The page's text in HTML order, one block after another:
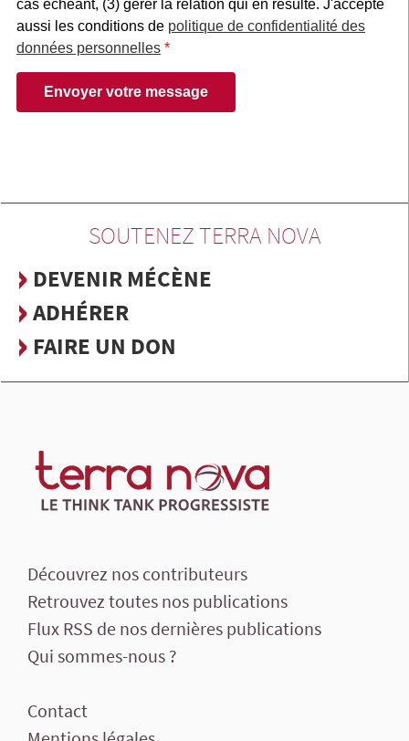
SOUTENEZ TERRA NOVA
DEVENIR MÉCÈNE
ADHÉRER
FAIRE UN DON
Découvrez nos contributeurs
Retrouvez toutes nos publications
Flux RSS de nos dernières publications
Qui sommes-nous ?
Contact